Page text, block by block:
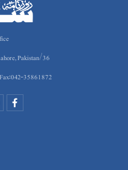
36/A, New Muslim Town, Lahore, Pakistan
35861872